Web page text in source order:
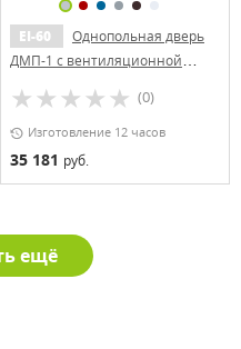
EI-60
Однопольная дверь
ДМП-1 с вентиляционной
Антипаникой
(0)
Изготовление 12 часов
35 181 руб.
ещё